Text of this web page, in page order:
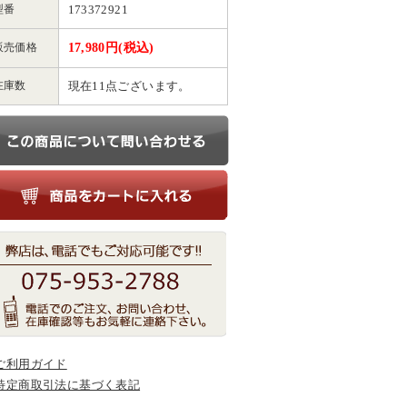
番 173372921
売価格 17,980円(税込)
庫数 現在11点ございます。
用ガイド
商取引法に基づく表記